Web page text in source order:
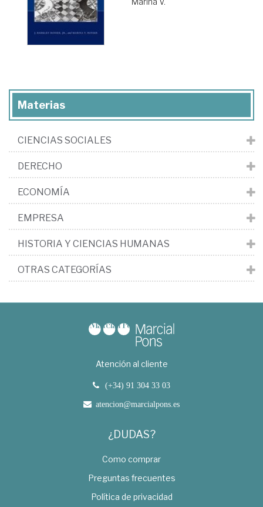
Materias
CIENCIAS SOCIALES
DERECHO
ECONOMÍA
EMPRESA
HISTORIA Y CIENCIAS HUMANAS
OTRAS CATEGORÍAS
Atención al cliente
(+34) 91 304 33 03
atencion@marcialpons.es
¿DUDAS?
Como comprar
Preguntas frecuentes
Política de privacidad